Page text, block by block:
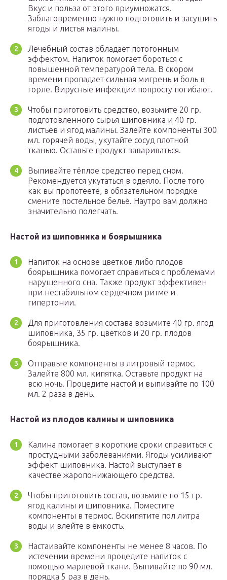
Вкус и польза от этого приумножатся.
Заблаговременно нужно подготовить и засушить
ягоды и листья малины.
Лечебный состав обладает потогонным
эффектом. Напиток помогает бороться с
повышенной температурой тела. В скором
времени пропадает сильная мигрень и боль в
горле. Вирусные инфекции попросту погибают.
Чтобы приготовить средство, возьмите 20 гр.
подготовленного сырья шиповника и 40 гр.
листьев и ягод малины. Залейте компоненты 300
мл. горячей воды, укутайте сосуд плотной
тканью. Оставьте продукт завариваться.
Выпивайте тёплое средство перед сном.
Рекомендуется укутаться в одеяло. После того
как вы пропотеете, в обязательном порядке
смените постельное бельё. Наутро вам должно
значительно полегчать.
Настой из шиповника и боярышника
Напиток на основе цветков либо плодов
боярышника помогает справиться с проблемами
нарушенного сна. Также продукт эффективен
при нестабильном сердечном ритме и
гипертонии.
Для приготовления состава возьмите 40 гр. ягод
шиповника, 35 гр. цветков и 20 гр. плодов
боярышника.
Отправьте компоненты в литровый термос.
Залейте 800 мл. кипятка. Оставьте продукт на
всю ночь. Процедите настой и выпивайте по 100
мл. 2 раза в день.
Настой из плодов калины и шиповника
Калина помогает в короткие сроки справиться с
простудными заболеваниями. Ягоды усиливают
эффект шиповника. Настой выступает в
качестве жаропонижающего средства.
Чтобы приготовить состав, возьмите по 15 гр.
ягод калины и шиповника. Поместите
компоненты в термос. Вскипятите пол литра
воды и влейте в ёмкость.
Настаивайте компоненты не менее 8 часов. По
истечении времени процедите напиток с
помощью марлевой ткани. Выпивайте по 90 мл.
порядка 5 раз в день.